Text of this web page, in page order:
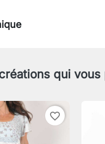
qui
favorite_border